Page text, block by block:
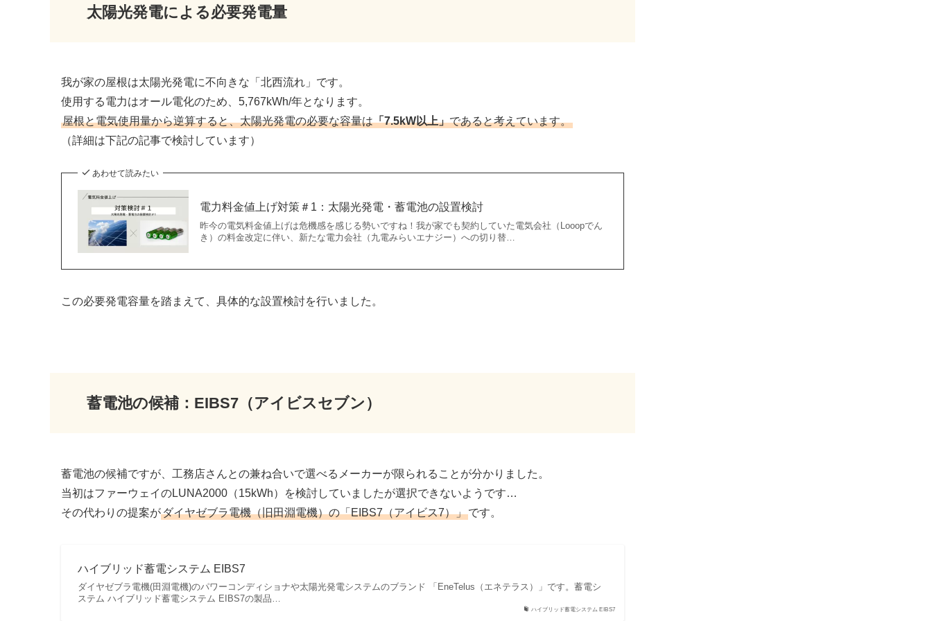
太陽光発電による必要発電量
我が家の屋根は太陽光発電に不向きな「北西流れ」です。
使用する電力はオール電化のため、5,767kWh/年となります。
屋根と電気使用量から逆算すると、太陽光発電の必要な容量は「7.5kW以上」であると考えています。
（詳細は下記の記事で検討しています）
あわせて読みたい
電力料金値上げ対策＃1：太陽光発電・蓄電池の設置検討
昨今の電気料金値上げは危機感を感じる勢いですね！我が家でも契約していた電気会社（Looopでん
き）の料金改定に伴い、新たな電力会社（九電みらいエナジー）への切り替…
この必要発電容量を踏まえて、具体的な設置検討を行いました。
蓄電池の候補：EIBS7（アイビスセブン）
蓄電池の候補ですが、工務店さんとの兼ね合いで選べるメーカーが限られることが分かりました。
当初はファーウェイのLUNA2000（15kWh）を検討していましたが選択できないようです…
その代わりの提案がダイヤゼブラ電機（旧田淵電機）の「EIBS7（アイビス7）」です。
ハイブリッド蓄電システム EIBS7
ハイブリッド蓄電システム EIBS7
ダイヤゼブラ電機(田淵電機)のパワーコンディショナや太陽光発電システムのブランド 「EneTelus（エネテラス）」です。蓄電シ
ステム ハイブリッド蓄電システム EIBS7の製品…